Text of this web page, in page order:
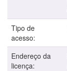
Tipo de
acesso:
Endereço da
licença: